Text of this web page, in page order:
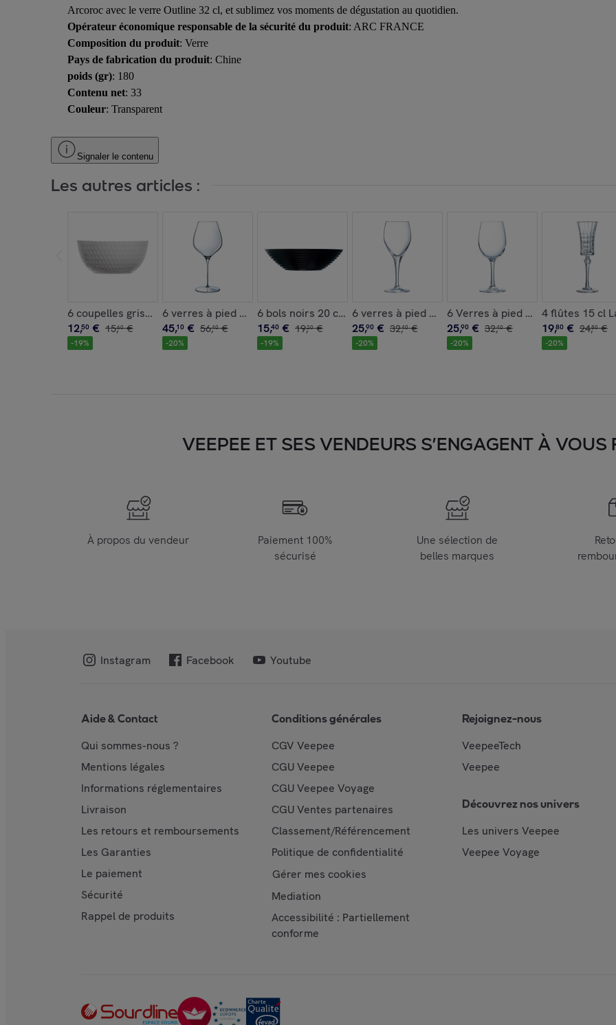
Arcoroc avec le verre Outline 32 cl, et sublimez vos moments de dégustation au quotidien.
Opérateur économique responsable de la sécurité du produit: ARC FRANCE
Composition du produit: Verre
Pays de fabrication du produit: Chine
poids (gr): 180
Contenu net: 33
Couleur: Transparent
Signaler le contenu
Les autres articles :
6 coupelles grises 13 cm Pampille - Luminarc
12,50 € 15,60 €
-19%
6 verres à pied 65 cl Mylla - Chef&Sommelier
45,10 € 56,40 €
-20%
6 bols noirs 20 cm Harena - Luminarc
15,40 € 19,20 €
-19%
6 verres à pied 25cl Sensation Exalt -
25,90 € 32,40 €
-20%
6 Verres à pied tulipe 25 cl
25,90 € 32,40 €
-20%
4 flûtes 15 cl
19,80 € 24,80 €
-20%
VEEPEE ET SES VENDEURS S’ENGAGENT À VOUS
À propos du vendeur
Paiement 100%
sécurisé
Une sélection de
belles marques
Instagram Facebook Youtube
Aide & Contact
Qui sommes-nous ?
Mentions légales
Informations réglementaires
Livraison
Les retours et remboursements
Les Garanties
Le paiement
Sécurité
Rappel de produits
Conditions générales
CGV Veepee
CGU Veepee
CGU Veepee Voyage
CGU Ventes partenaires
Classement/Référencement
Politique de confidentialité
Gérer mes cookies
Mediation
Accessibilité : Partiellement
conforme
Rejoignez-nous
VeepeeTech
Veepee
Découvrez nos univers
Les univers Veepee
Veepee Voyage